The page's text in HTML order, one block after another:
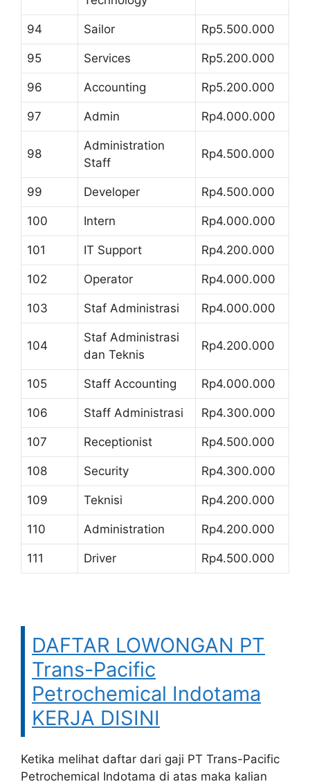
94 Sailor Rp5.500.000
95 Services Rp5.200.000
96 Accounting Rp5.200.000
97 Admin Rp4.000.000
98
Administration
Staff
Rp4.500.000
99 Developer Rp4.500.000
100 Intern Rp4.000.000
101 IT Support Rp4.200.000
102 Operator Rp4.000.000
103 Staf Administrasi Rp4.000.000
104
Staf Administrasi
dan Teknis
Rp4.200.000
105 Staff Accounting Rp4.000.000
106 Staff Administrasi Rp4.300.000
107 Receptionist Rp4.500.000
108 Security Rp4.300.000
109 Teknisi Rp4.200.000
110 Administration Rp4.200.000
111 Driver Rp4.500.000
DAFTAR LOWONGAN PT
Trans-Pacific
Petrochemical Indotama
KERJA DISINI
Ketika melihat daftar dari gaji PT Trans-Pacific
Petrochemical Indotama di atas maka kalian